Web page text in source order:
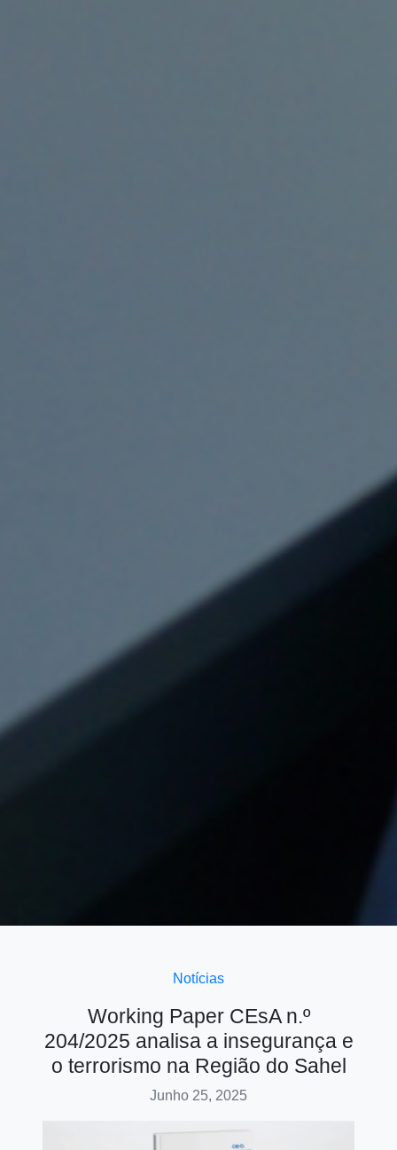
Notícias
Working Paper CEsA n.º
204/2025 analisa a insegurança e
o terrorismo na Região do Sahel
Junho 25, 2025